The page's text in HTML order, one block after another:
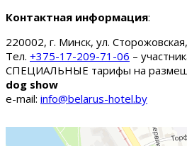
Контактная информация:
220002, г. Минск, ул.
Тел. +375-17-209-71-06 –
СПЕЦИАЛЬНЫЕ тарифы на
dog show
e-mail: info@belarus-hotel.by